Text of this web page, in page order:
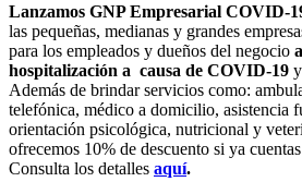
Lanzamos GNP Empresarial COVID-
las pequeñas, medianas y grandes
para los empleados y dueños del negocio
hospitalización a causa de COVID-19
Además de brindar servicios como:
telefónica, médico a domicilio, asistencia
orientación psicológica, nutricional y
ofrecemos 10% de descuento si ya
Consulta los detalles aquí.